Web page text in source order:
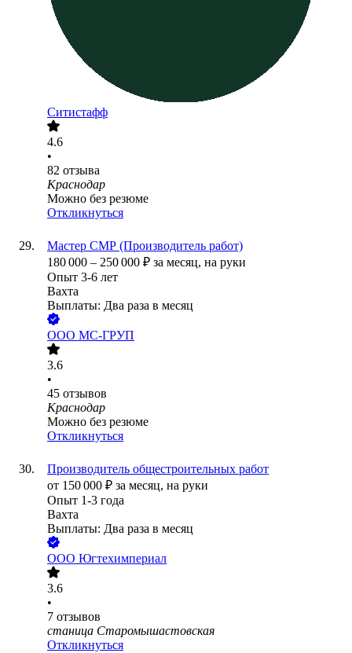
Ситистафф
4.6
•
82 отзыва
Краснодар
Можно без резюме
Откликнуться
Мастер СМР (Производитель работ)
180 000 – 250 000 ₽ за месяц, на руки
Опыт 3-6 лет
Вахта
Выплаты: Два раза в месяц
ООО МС-ГРУП
3.6
•
45 отзывов
Краснодар
Можно без резюме
Откликнуться
Производитель общестроительных работ
от 150 000 ₽ за месяц, на руки
Опыт 1-3 года
Вахта
Выплаты: Два раза в месяц
ООО Югтехимпериал
3.6
•
7 отзывов
станица Старомышастовская
Откликнуться